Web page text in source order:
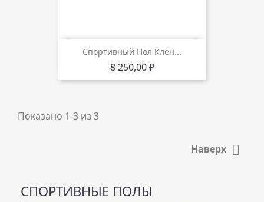
Спортивный Пол Клен...
Цена
8 250,00 ₽
Показано 1-3 из 3
Наверх 
CПОРТИВНЫЕ ПОЛЫ